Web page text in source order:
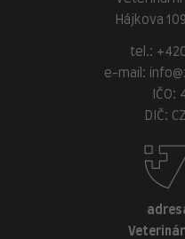
Hájkova
tel.:
e-mail:
IČO:
DIČ: